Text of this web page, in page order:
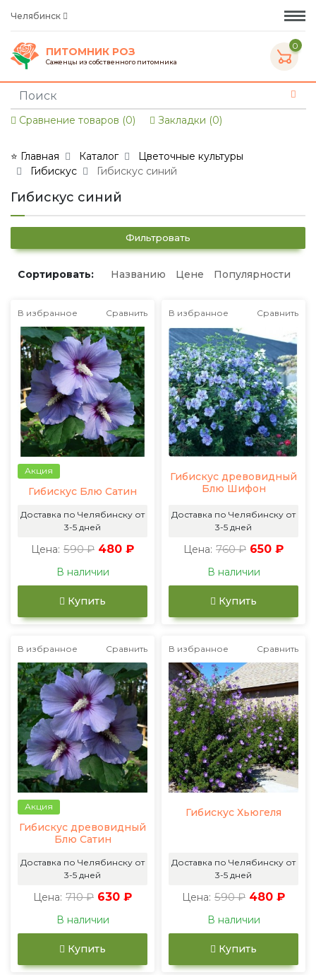
Челябинск
ПИТОМНИК РОЗ
Саженцы из собственного питомника
0
Сравнение товаров (0) Закладки (0)
⭐ Главная Каталог
Цветочные культуры
Гибискус
Гибискус синий
Гибискус синий
Фильтровать
Сортировать: Названию Цене Популярности
В избранное Сравнить
Акция
Гибискус Блю Сатин
Доставка по Челябинску от
3-5 дней
Цена: 590 ₽ 480 ₽
В наличии
Купить
В избранное Сравнить
Гибискус древовидный
Блю Шифон
Доставка по Челябинску от
3-5 дней
Цена: 760 ₽ 650 ₽
В наличии
Купить
В избранное Сравнить
Акция
Гибискус древовидный
Блю Сатин
Доставка по Челябинску от
3-5 дней
Цена: 710 ₽ 630 ₽
В наличии
Купить
В избранное Сравнить
Гибискус Хьюгеля
Доставка по Челябинску от
3-5 дней
Цена: 590 ₽ 480 ₽
В наличии
Купить